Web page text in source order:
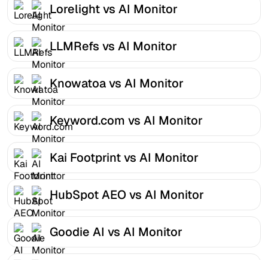
Lorelight vs AI Monitor
LLMRefs vs AI Monitor
Knowatoa vs AI Monitor
Keyword.com vs AI Monitor
Kai Footprint vs AI Monitor
HubSpot AEO vs AI Monitor
Goodie AI vs AI Monitor